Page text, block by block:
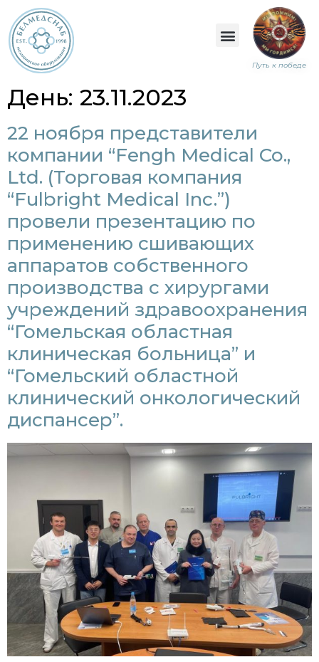
Путь к победе
День: 23.11.2023
22 ноября представители
компании “Fengh Medical Со.,
Ltd. (Торговая компания
“Fulbright Medical Inc.”)
провели презентацию по
применению сшивающих
аппаратов собственного
производства с хирургами
учреждений здравоохранения
“Гомельская областная
клиническая больница” и
“Гомельский областной
клинический онкологический
диспансер”.